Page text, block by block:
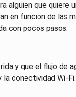
alguien que quiere
en función de las
con pocos pasos.
y que el flujo de
conectividad